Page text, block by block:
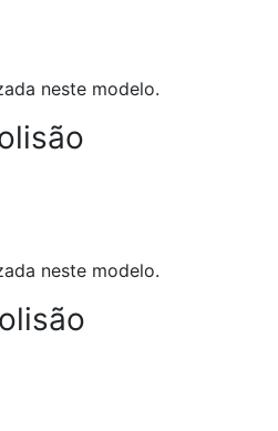
neste modelo.
neste modelo.